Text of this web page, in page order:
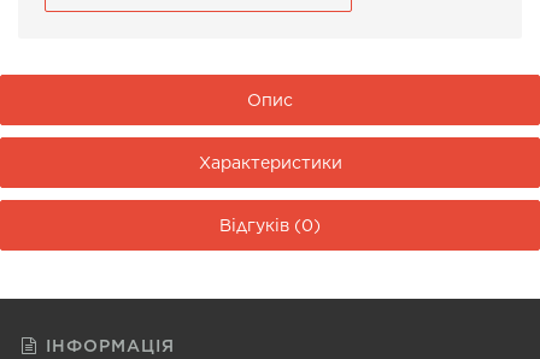
Опис
Характеристики
Відгуків (0)
ІНФОРМАЦІЯ